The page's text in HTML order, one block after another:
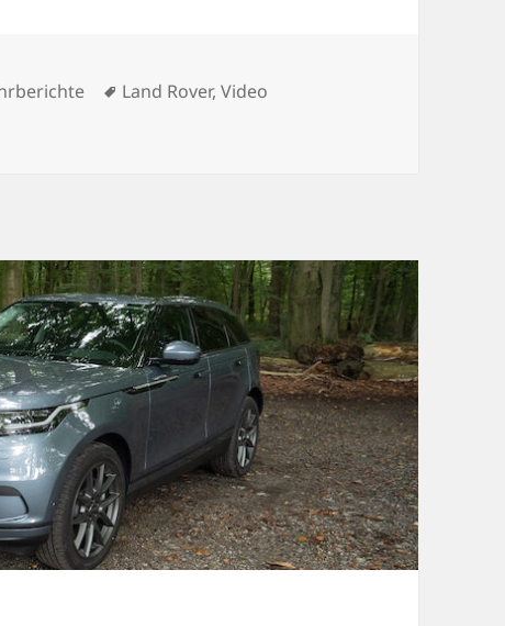
Schlagwörter
Land Rover,Video